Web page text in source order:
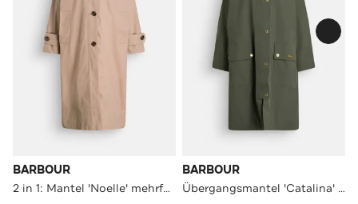
BARBOUR
2 in 1: Mantel 'Noelle' mehrfarbig
BARBOUR
Übergangsmantel 'Catalina' oliv